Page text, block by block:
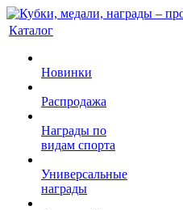
Каталог
Новинки
Распродажа
Награды по
видам спорта
Универсальные
награды